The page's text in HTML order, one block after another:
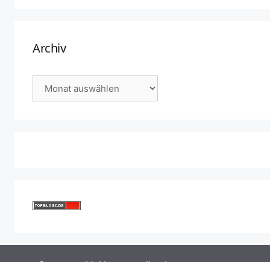
Archiv
Archiv